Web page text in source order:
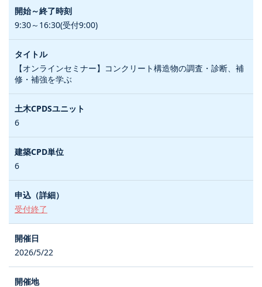
9:30～16:30(受付9:00)
【オンラインセミナー】コンクリート構造物の調査・診断、補
修・補強を学ぶ
6
6
受付終了
2026/5/22